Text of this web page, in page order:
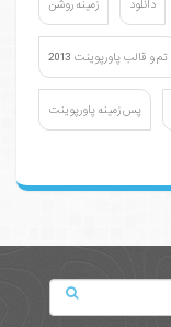
زمینه روشن دانلود
تم و قالب پاورپوینت 2013
پس زمینه پاورپوینت